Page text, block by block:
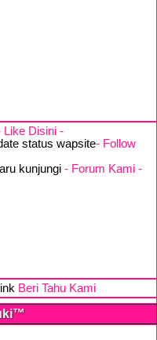
Like Disini -
status wapsite- Follow
kunjungi - Forum Kami -
Beri Tahu Kami